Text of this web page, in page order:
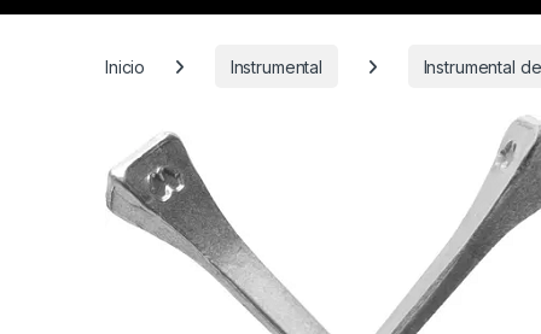
Inicio Instrumental Instrumental